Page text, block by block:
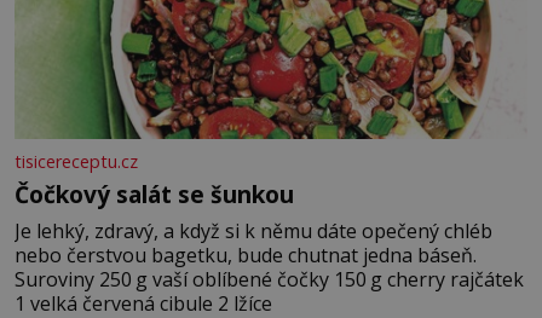
tisicereceptu.cz
Čočkový salát se šunkou
Je lehký, zdravý, a když si k němu dáte opečený chléb
nebo čerstvou bagetku, bude chutnat jedna báseň.
Suroviny 250 g vaší oblíbené čočky 150 g cherry rajčátek
1 velká červená cibule 2 lžíce